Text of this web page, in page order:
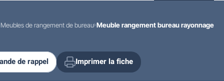
Fleurissement urbain
Supports et abris vélo moto
Miroir de sécurité routière
Drapeau - Pavoisement
Espace sanitaire
Casiers et meubles de rangement
Meubles de rangement de bureau Meuble rangement bureau rayonnage
de rappel Imprimer la fiche